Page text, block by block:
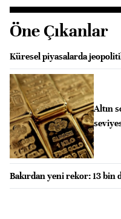
Öne Çıkanlar
Küresel piyasalarda
Altın
Bakırdan yeni rekor: 13 bin